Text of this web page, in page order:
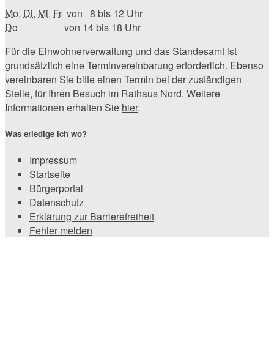
Mo, Di, Mi, Fr von 8 bis 12 Uhr
Do von 14 bis 18 Uhr
Für die Einwohnerverwaltung und das Standesamt ist
grundsätzlich eine Terminvereinbarung erforderlich. Ebenso
vereinbaren Sie bitte einen Termin bei der zuständigen
Stelle, für Ihren Besuch im Rathaus Nord. Weitere
Informationen erhalten Sie hier.
Was erledige ich wo?
Impressum
Startseite
Bürgerportal
Datenschutz
Erklärung zur Barrierefreiheit
Fehler melden